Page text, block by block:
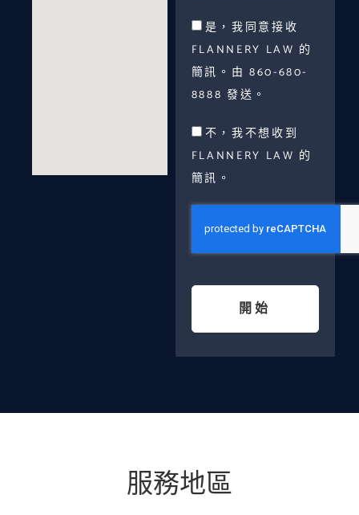
是，我同意接收
FLANNERY LAW 的
簡訊。由 860-680-
8888 發送。
不，我不想收到
FLANNERY LAW 的
簡訊。
開始
服務地區